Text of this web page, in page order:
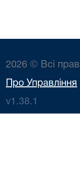
2026 © Всі
Про Управління
v1.38.1